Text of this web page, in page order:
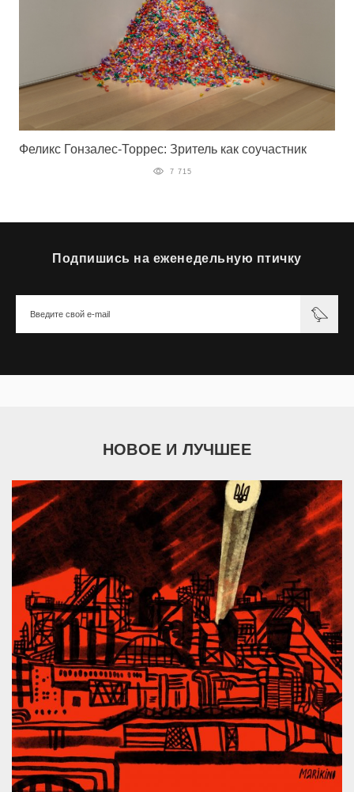
Феликс Гонзалес-Торрес: Зритель как соучастник
7 715
Подпишись на еженедельную птичку
НОВОЕ И ЛУЧШЕЕ